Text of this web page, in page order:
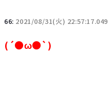
66: 2021/08/31(火)
(´●ω●`)